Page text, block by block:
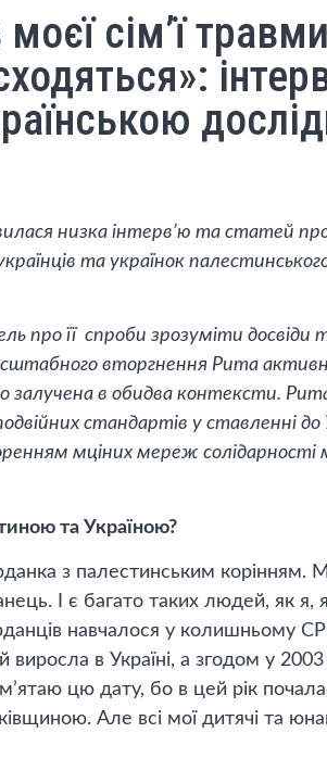
сім’ї
низка інтерв’ю та статей про
та українок
про її спроби зрозуміти досвіди
вторгнення Рита
в обидва контексти. Рита
стандартів у ставленні
мціних мереж солідарності
та Україною?
з палестинським корінням.
І є багато таких людей, як я,
навчалося у колишньому
в Україні, а згодом у
цю дату, бо в цей рік
Але всі мої дитячі та